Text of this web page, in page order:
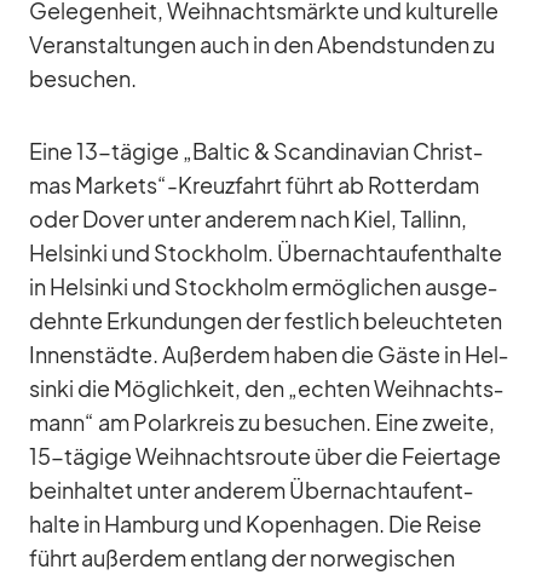
Ge­le­gen­heit, Weih­nachts­märkte und kul­tu­relle
Ver­an­stal­tun­gen auch in den Abend­stun­den zu
be­su­chen.
Eine 13-tä­gige „Bal­tic & Scan­di­na­vian Christ­
mas Markets“-Kreuzfahrt führt ab Rot­ter­dam
oder Do­ver un­ter an­de­rem nach Kiel, Tal­linn,
Hel­sinki und Stock­holm. Über­nacht­auf­ent­halte
in Hel­sinki und Stock­holm er­mög­li­chen aus­ge­
dehnte Er­kun­dun­gen der fest­lich be­leuch­te­ten
In­nen­städte. Au­ßer­dem ha­ben die Gäste in Hel­
sinki die Mög­lich­keit, den „ech­ten Weih­nachts­
mann“ am Po­lar­kreis zu be­su­chen. Eine zweite,
15-tä­gige Weih­nachts­route über die Fei­er­tage
be­inhal­tet un­ter an­de­rem Über­nacht­auf­ent­
halte in Ham­burg und Ko­pen­ha­gen. Die Reise
führt au­ßer­dem ent­lang der nor­we­gi­schen